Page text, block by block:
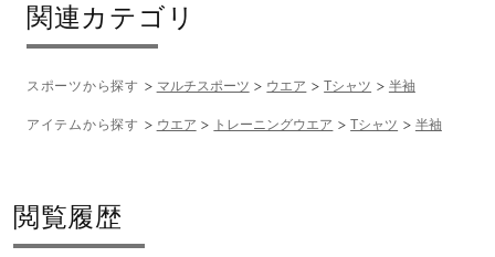
関連カテゴリ
スポーツから探す マルチスポーツ ウエア Tシャツ 半袖
アイテムから探す ウエア トレーニングウエア Tシャツ 半袖
閲覧履歴